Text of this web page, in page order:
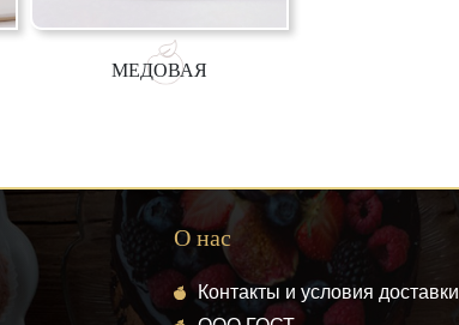
МЕДОВАЯ
О нас
Контакты и условия доставки